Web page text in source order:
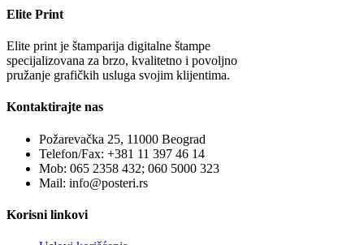
Elite Print
Elite print je štamparija digitalne štampe
specijalizovana za brzo, kvalitetno i povoljno
pružanje grafičkih usluga svojim klijentima.
Kontaktirajte nas
Požarevačka 25, 11000 Beograd
Telefon/Fax: +381 11 397 46 14
Mob: 065 2358 432; 060 5000 323
Mail: info@posteri.rs
Korisni linkovi